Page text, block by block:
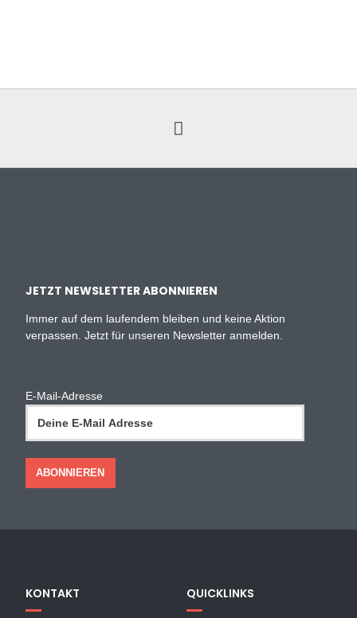
JETZT NEWSLETTER ABONNIEREN
Immer auf dem laufendem bleiben und keine Aktion
verpassen. Jetzt für unseren Newsletter anmelden.
E-Mail-Adresse
KONTAKT QUICKLINKS